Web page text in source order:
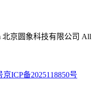
北京圆象科技有限公司 All
京ICP备2025118850号